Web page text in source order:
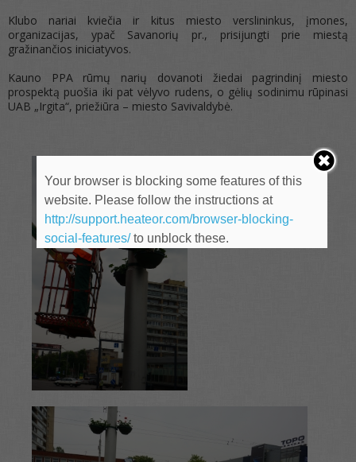
Klubo nariai kviečia ir kitus miesto verslininkus, įmones,
organizacijas, ypač Savanorių pr., prisijungti prie miestą
gražinančios iniciatyvos.
Kauno PPA rūmų narių dovanoti žiedai pagrindinį miesto
prospektą puošia iki pat vėlyvo rudens, o gėlių sodinimu rūpinasi
UAB „Irgita“, priežiūra – miesto Savivaldybė.
Your browser is blocking some features of this
website. Please follow the instructions at
http://support.heateor.com/browser-blocking-
social-features/to unblock these.